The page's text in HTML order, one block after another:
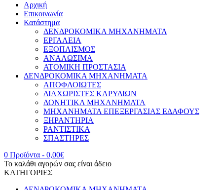
Αρχική
Επικοινωνία
Κατάστημα
ΔΕΝΔΡΟΚΟΜΙΚΑ ΜΗΧΑΝΗΜΑΤΑ
ΕΡΓΑΛΕΙΑ
ΕΞΟΠΛΙΣΜΟΣ
ΑΝΑΛΩΣΙΜΑ
ΑΤΟΜΙΚΗ ΠΡΟΣΤΑΣΙΑ
ΔΕΝΔΡΟΚΟΜΙΚΑ ΜΗΧΑΝΗΜΑΤΑ
ΑΠΟΦΛΟΙΩΤΕΣ
ΔΙΑΧΩΡΙΣΤΕΣ ΚΑΡΥΔΙΩΝ
ΔΟΝΗΤΙΚΑ ΜΗΧΑΝΗΜΑΤΑ
ΜΗΧΑΝΗΜΑΤΑ ΕΠΕΞΕΡΓΑΣΙΑΣ ΕΔΑΦΟΥΣ
ΞΗΡΑΝΤΗΡΙΑ
ΡΑΝΤΙΣΤΙΚΑ
ΣΠΑΣΤΗΡΕΣ
0 Προϊόντα - 0,00€
Το καλάθι αγορών σας είναι άδειο
ΚΑΤΗΓΟΡΙΕΣ